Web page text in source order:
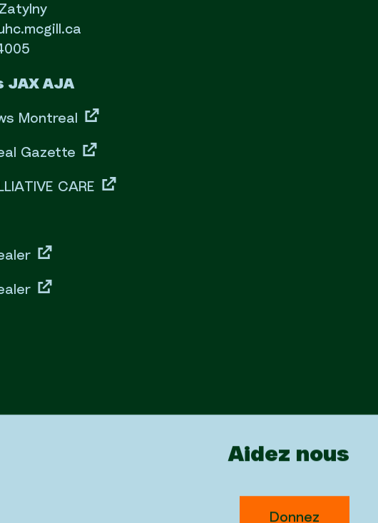
JAX AJA
Montreal
Gazette
CARE
Aidez nous
Donnez